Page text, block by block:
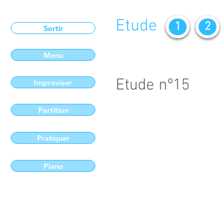
Sortir
Menu
Improviser
Partition
Pratiquer
Piano
Etude nº15
Etude 1 2